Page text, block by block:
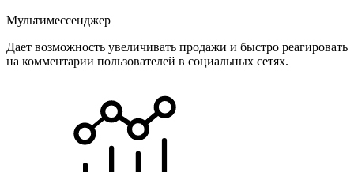
Мультимессенджер
Дает возможность увеличивать продажи и быстро реагировать
на комментарии пользователей в социальных сетях.